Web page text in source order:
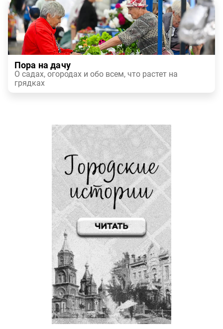
Пора на дачу
О садах, огородах и обо всем, что растет на
грядках